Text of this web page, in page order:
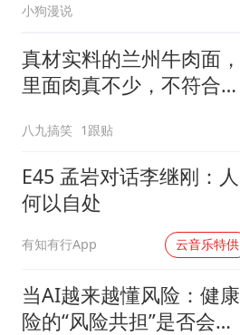
小狗漫说
真材实料的兰州牛肉面，
里面肉真不少，不符合兰
八九搞笑 1跟贴
E45 孟岩对话李继刚：人
何以自处
有知有行App 云音乐特供
当AI越来越懂风险：健康
险的“风险共担”是否会被